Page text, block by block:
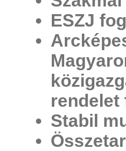
ESZJ
rendelet
Stabil